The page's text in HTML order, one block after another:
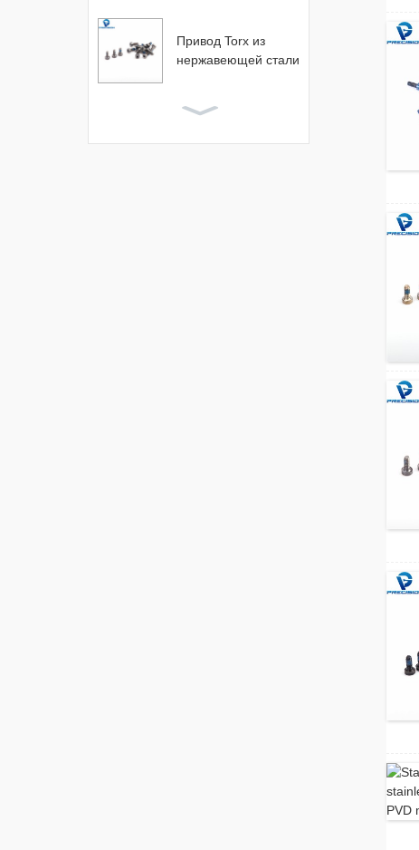
Привод Torx из
нержавеющей стали
нержавеющая сталь